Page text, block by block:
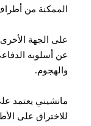
من أطراف الملعب
الجهة الأخرى غيّر
الدفاعي، وبات
يعتمد على ثلاثي
على الأطراف